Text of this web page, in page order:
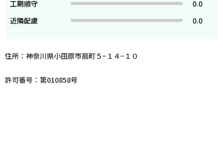
工期順守
0.0
近隣配慮
0.0
住所：神奈川県小田原市扇町５−１４−１０
許可番号：第010858号